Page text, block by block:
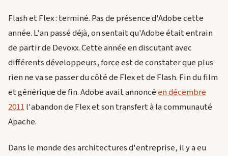
Flash et Flex : terminé. Pas de présence d'Adobe cette
année. L'an passé déjà, on sentait qu'Adobe était entrain
de partir de Devoxx. Cette année en discutant avec
différents développeurs, force est de constater que plus
rien ne va se passer du côté de Flex et de Flash. Fin du film
et générique de fin. Adobe avait annoncéen décembre
2011l'abandon de Flex et son transfert à la communauté
Apache.
Dans le monde des architectures d'entreprise, il y a eu